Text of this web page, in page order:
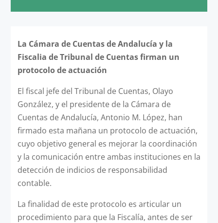
La Cámara de Cuentas de Andalucía y la
Fiscalia de Tribunal de Cuentas firman un
protocolo de actuación
El fiscal jefe del Tribunal de Cuentas, Olayo
González, y el presidente de la Cámara de
Cuentas de Andalucía, Antonio M. López, han
firmado esta mañana un protocolo de actuación,
cuyo objetivo general es mejorar la coordinación
y la comunicación entre ambas instituciones en la
detección de indicios de responsabilidad
contable.
La finalidad de este protocolo es articular un
procedimiento para que la Fiscalía, antes de ser